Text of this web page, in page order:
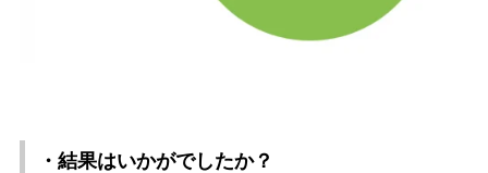
・結果はいかがでしたか？